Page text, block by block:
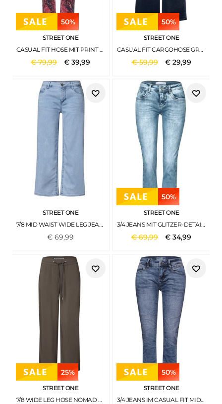
50%
STREET ONE
CASUAL FIT HOSE MIT PRINT FLORAL AOP WASHED
€79,99 €39,99
50%
STREET ONE
CASUAL FIT CARGOHOSE GRAND BLUE
€59,99 € 29,99
STREET ONE
7/8 MID WAIST WIDE LEG JEANS IM LOOSE FIT ULTRA BLEACHED WASH
€69,99
50%
STREET ONE
3/4 JEANS MIT GLITZER-DETAIL MEDIUM BLUE RANDOM ACID
€69,99 €34,99
25%
STREET ONE
7/8 WIDE LEG HOSE NOMAD BROWN
50%
STREET ONE
3/4 JEANS IM CASUAL FIT MID BLUE RANDOM WASH